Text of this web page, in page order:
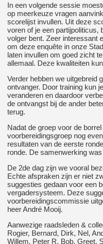
In een volgende sessie
op meerkeuze vragen
scorelijst invullen. Uit deze
voren of je een partijpoliticus,
volger bent. Zeer interessant
om deze enquête in onze
laten invullen om goed zicht
allemaal. Deze kwaliteiten
Verder hebben we uitgebreid
ontvanger. Door training kun
veranderen en daardoor
de ontvangst bij de ander
terug.
Nadat de groep voor de
voorbereidingsgroep nog
resultaten van de eerste
ronde. De samenwerking
De 2de dag zijn we vooral
Echte afspraken zijn er niet
suggesties gedaan voor een
vergadersysteem. Deze
voorbereidingscommissie
heer André Mooij.
Aanwezige raadsleden &
Rogier, Bernard, Dirk, Nel,
Willem, Peter R, Bob, Greet,